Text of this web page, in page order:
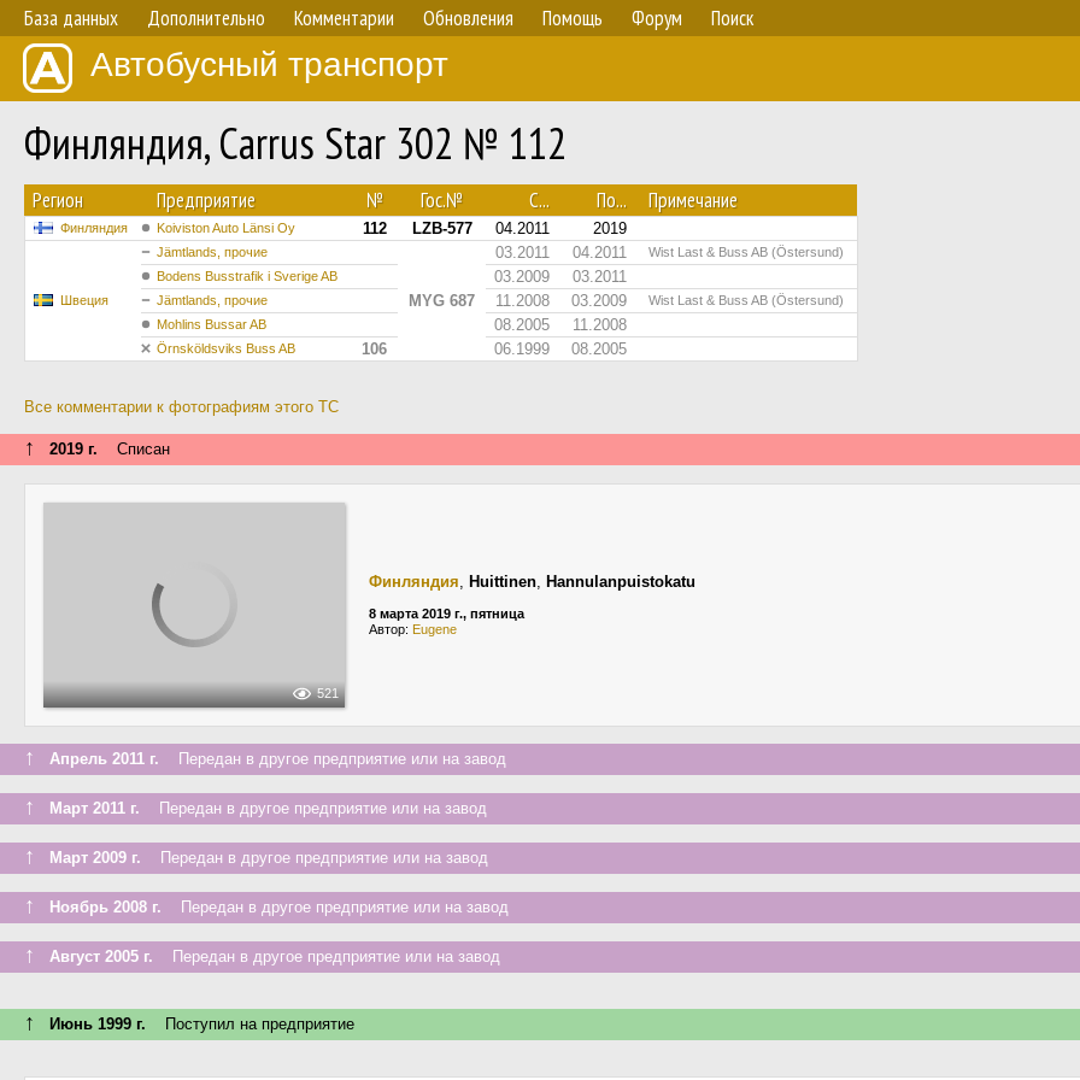
База данных Дополнительно Комментарии Обновления Помощь Форум Поиск
Автобусный транспорт
Финляндия, Carrus Star 302 № 112
Регион Предприятие № Гос.№ С... По... Примечание
Финляндия Koiviston Auto Länsi Oy 112 LZB-577 04.2011 2019
Швеция
Jämtlands, прочие
MYG 687
03.2011 04.2011
Wist Last & Buss AB (Östersund)
Bodens Busstrafik i Sverige AB
03.2009 03.2011
Jämtlands, прочие 11.2008 03.2009
Wist Last & Buss AB (Östersund)
Mohlins Bussar AB
08.2005 11.2008
Örnsköldsviks Buss AB 106 06.1999 08.2005
Все комментарии к фотографиям этого ТС
↑ 2019 г. Списан
521
Финляндия, Huittinen, Hannulanpuistokatu
8 марта 2019 г., пятница
Автор: Eugene
↑ Апрель 2011 г. Передан в другое предприятие или на завод
↑ Март 2011 г. Передан в другое предприятие или на завод
↑ Март 2009 г. Передан в другое предприятие или на завод
↑ Ноябрь 2008 г. Передан в другое предприятие или на завод
↑ Август 2005 г. Передан в другое предприятие или на завод
↑ Июнь 1999 г. Поступил на предприятие